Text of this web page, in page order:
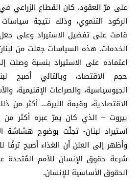
على مرّ العقود، كان القطاع الزراعي
الركود التنموي، وذلك نتيجة
قامت على تفضيل الاستيراد وعلى
الخدمات. هذه السياسات جعلت من
اعتماده على الاستيراد بنسبة
حجم الاقتصاد، وبالتالي أصبح
الجيوسياسية، والصراعات الإقليمية،
الاقتصادية، وقيمة الليرة... أكثر من
بيروت – الذي كان يمرّ عبره أكثر
استيراد لبنان- تجلّت بوضوح هشاشة
وأظهر إلى العلن أن الغذاء أصبح
شرعة حقوق الإنسان للأمم
الحقوق الأساسية للإنسان.